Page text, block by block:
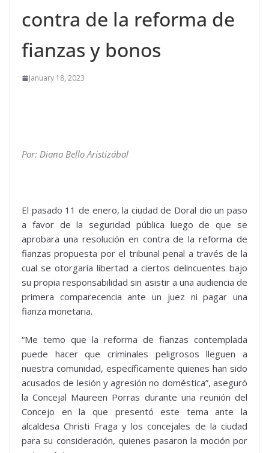
contra de la reforma de
fianzas y bonos
January 18, 2023
Por: Diana Bello Aristizábal
El pasado 11 de enero, la ciudad de Doral dio un paso
a favor de la seguridad pública luego de que se
aprobara una resolución en contra de la reforma de
fianzas propuesta por el tribunal penal a través de la
cual se otorgaría libertad a ciertos delincuentes bajo
su propia responsabilidad sin asistir a una audiencia de
primera comparecencia ante un juez ni pagar una
fianza monetaria.
“Me temo que la reforma de fianzas contemplada
puede hacer que criminales peligrosos lleguen a
nuestra comunidad, específicamente quienes han sido
acusados de lesión y agresión no doméstica”, aseguró
la Concejal Maureen Porras durante una reunión del
Concejo en la que presentó este tema ante la
alcaldesa Christi Fraga y los concejales de la ciudad
para su consideración, quienes pasaron la moción por